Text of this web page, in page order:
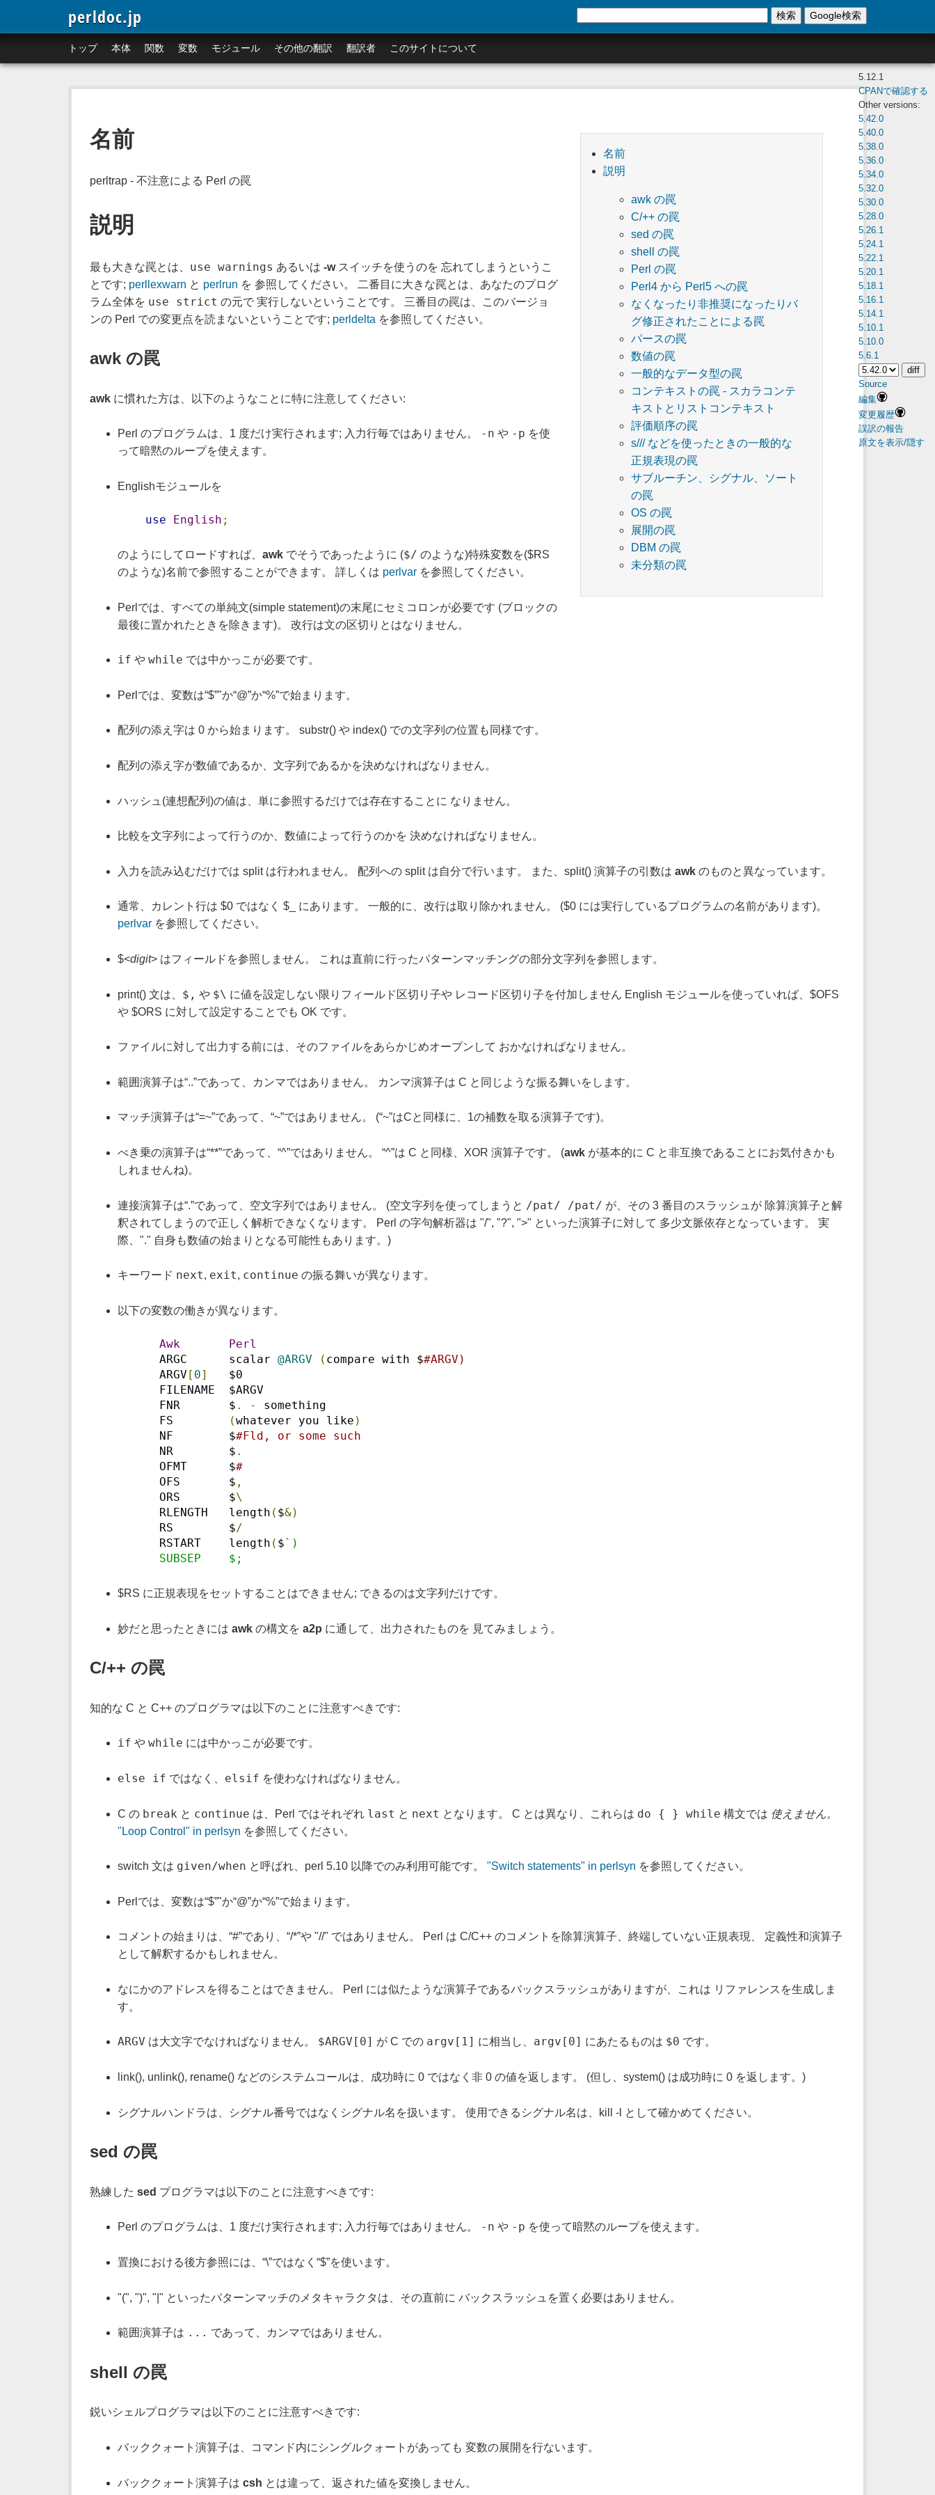
perldoc.jp
トップ 本体 関数 変数 モジュール その他の翻訳 翻訳者 このサイトについて
検索 Google検索
5.12.1
CPANで確認する
Other versions:
5.42.0
5.40.0
5.38.0
5.36.0
5.34.0
5.32.0
5.30.0
5.28.0
5.26.1
5.24.1
5.22.1
5.20.1
5.18.1
5.16.1
5.14.1
5.10.1
5.10.0
5.6.1
Source
編集
変更履歴
誤訳の報告
原文を表示/隠す
名前
説明
awk の罠
C/++ の罠
sed の罠
shell の罠
Perl の罠
Perl4 から Perl5 への罠
なくなったり非推奨になったりバ
グ修正されたことによる罠
パースの罠
数値の罠
一般的なデータ型の罠
コンテキストの罠 - スカラコンテ
キストとリストコンテキスト
評価順序の罠
s/// などを使ったときの一般的な
正規表現の罠
サブルーチン、シグナル、ソート
の罠
OS の罠
展開の罠
DBM の罠
未分類の罠
名前
perltrap - 不注意による Perl の罠
説明
最も大きな罠とは、 use warnings あるいは -wスイッチを使うのを 忘れてしまうというこ
とです; perllexwarn と perlrun を 参照してください。 二番目に大きな罠とは、あなたのプログ
ラム全体を use strict の元で 実行しないということです。 三番目の罠は、このバージョ
ンの Perl での変更点を読まないということです; perldelta を参照してください。
awk の罠
awkに慣れた方は、以下のようなことに特に注意してください:
Perl のプログラムは、1 度だけ実行されます; 入力行毎ではありません。 -n や -p を使
って暗黙のループを使えます。
Englishモジュールを
use English ;
のようにしてロードすれば、 awkでそうであったように ($/ のような)特殊変数を($RS
のような)名前で参照することができます。 詳しくは perlvarを参照してください。
Perlでは、すべての単純文(simple statement)の末尾にセミコロンが必要です (ブロックの
最後に置かれたときを除きます)。 改行は文の区切りとはなりません。
if や while では中かっこが必要です。
Perlでは、変数は“$”"か“@”か“%”で始まります。
配列の添え字は 0 から始まります。 substr() や index() での文字列の位置も同様です。
配列の添え字が数値であるか、文字列であるかを決めなければなりません。
ハッシュ(連想配列)の値は、単に参照するだけでは存在することに なりません。
比較を文字列によって行うのか、数値によって行うのかを 決めなければなりません。
入力を読み込むだけでは split は行われません。 配列への split は自分で行います。 また、split() 演算子の引数は awkのものと異なっています。
通常、カレント行は $0 ではなく $_ にあります。 一般的に、改行は取り除かれません。 ($0 には実行しているプログラムの名前があります)。
perlvarを参照してください。
$<digit> はフィールドを参照しません。 これは直前に行ったパターンマッチングの部分文字列を参照します。
print() 文は、 $, や $\ に値を設定しない限りフィールド区切り子や レコード区切り子を付加しません English モジュールを使っていれば、$OFS
や $ORS に対して設定することでも OK です。
ファイルに対して出力する前には、そのファイルをあらかじめオープンして おかなければなりません。
範囲演算子は“..”であって、カンマではありません。 カンマ演算子は C と同じような振る舞いをします。
マッチ演算子は“=~”であって、“~”ではありません。 (“~”はCと同様に、1の補数を取る演算子です)。
べき乗の演算子は“**”であって、“^”ではありません。 “^”は C と同様、XOR 演算子です。 (awkが基本的に C と非互換であることにお気付きかも
しれませんね)。
連接演算子は“.”であって、空文字列ではありません。 (空文字列を使ってしまうと /pat/ /pat/ が、その 3 番目のスラッシュが 除算演算子と解
釈されてしまうので正しく解析できなくなります。 Perl の字句解析器は "/", "?", ">" といった演算子に対して 多少文脈依存となっています。 実
際、"." 自身も数値の始まりとなる可能性もあります。)
キーワード next, exit, continue の振る舞いが異なります。
以下の変数の働きが異なります。
Awk
Perl
ARGC      scalar @ARGV ( compare with $#ARGV)
ARGV [ 0]
$0
FILENAME  $ARGV
FNR       $ . -
something
FS
(whatever you like )
NF        $#Fld, or some such
NR        $ .
OFMT      $#
OFS       $ ,
ORS       $\
RLENGTH   length ( $&)
RS        $/
RSTART    length ( $ `)
SUBSEP    $;
$RS に正規表現をセットすることはできません; できるのは文字列だけです。
妙だと思ったときには awkの構文を a2p に通して、出力されたものを 見てみましょう。
C/++ の罠
知的な C と C++ のプログラマは以下のことに注意すべきです:
if や while には中かっこが必要です。
else if ではなく、 elsif を使わなければなりません。
C の break と continue は、Perl ではそれぞれ last と next となります。 C とは異なり、これらは do { } while 構文では 使えません。
"Loop Control" in perlsyn を参照してください。
switch 文は given/when と呼ばれ、perl 5.10 以降でのみ利用可能です。 "Switch statements" in perlsyn を参照してください。
Perlでは、変数は“$”"か“@”か“%”で始まります。
コメントの始まりは、“#”であり、“/*”や "//" ではありません。 Perl は C/C++ のコメントを除算演算子、終端していない正規表現、 定義性和演算子
として解釈するかもしれません。
なにかのアドレスを得ることはできません。 Perl には似たような演算子であるバックスラッシュがありますが、これは リファレンスを生成しま
す。
ARGV は大文字でなければなりません。 $ARGV[0] が C での argv[1] に相当し、 argv[0] にあたるものは $0 です。
link(), unlink(), rename() などのシステムコールは、成功時に 0 ではなく非 0 の値を返します。 (但し、system() は成功時に 0 を返します。)
シグナルハンドラは、シグナル番号ではなくシグナル名を扱います。 使用できるシグナル名は、kill -l として確かめてください。
sed の罠
熟練した sed プログラマは以下のことに注意すべきです:
Perl のプログラムは、1 度だけ実行されます; 入力行毎ではありません。 -n や -p を使って暗黙のループを使えます。
置換における後方参照には、“\”ではなく“$”を使います。
"(", ")", "|" といったパターンマッチのメタキャラクタは、その直前に バックスラッシュを置く必要はありません。
範囲演算子は ... であって、カンマではありません。
shell の罠
鋭いシェルプログラマは以下のことに注意すべきです:
バッククォート演算子は、コマンド内にシングルクォートがあっても 変数の展開を行ないます。
バッククォート演算子は csh とは違って、返された値を変換しません。